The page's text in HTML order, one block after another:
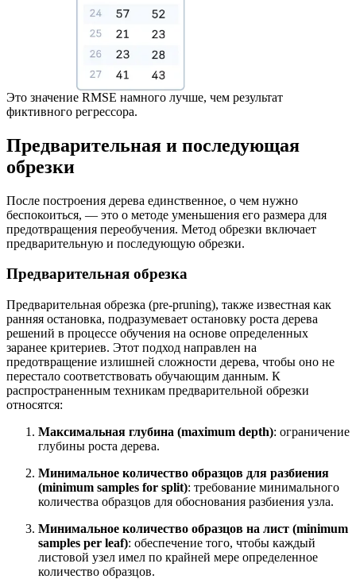
Это значение RMSE намного лучше, чем результат
фиктивного регрессора.
Предварительная и последующая
обрезки
После построения дерева единственное, о чем нужно
беспокоиться, — это о методе уменьшения его размера для
предотвращения переобучения. Метод обрезки включает
предварительную и последующую обрезки.
Предварительная обрезка
Предварительная обрезка (pre-pruning), также известная как
ранняя остановка, подразумевает остановку роста дерева
решений в процессе обучения на основе определенных
заранее критериев. Этот подход направлен на
предотвращение излишней сложности дерева, чтобы оно не
перестало соответствовать обучающим данным. К
распространенным техникам предварительной обрезки
относятся:
Максимальная глубина (maximum depth): ограничение
глубины роста дерева.
Минимальное количество образцов для разбиения
(minimum samples for split): требование минимального
количества образцов для обоснования разбиения узла.
Минимальное количество образцов на лист (minimum
samples per leaf): обеспечение того, чтобы каждый
листовой узел имел по крайней мере определенное
количество образцов.